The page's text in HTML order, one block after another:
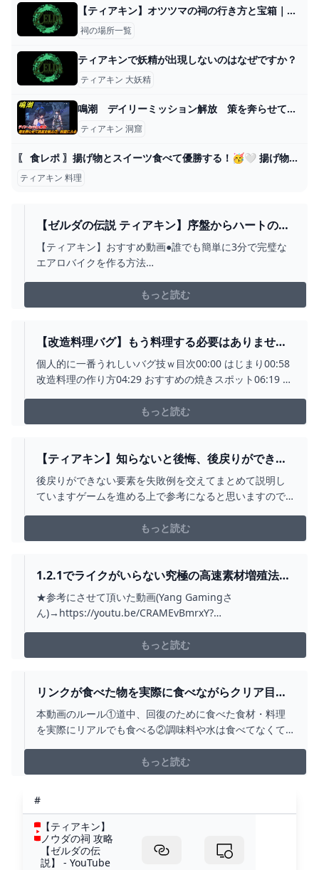
【ティアキン】オツツマの祠の行き方と宝箱｜ラウルの祝福【ゼルダの伝説ティアーズオブザキングダム】
祠の場所一覧
ティアキンで妖精が出現しないのはなぜですか？
ティアキン 大妖精
鳴潮 デイリーミッション解放 策を奔らせて残星を候ふ⑦ 洞窟に入る 第一章：瑝瓏・今州の来訪者 メインストーリー攻略 ＃３５ - ニコニコ動画
ティアキン 洞窟
〖 食レポ 〗揚げ物とスイーツ食べて優勝する！🥳🤍 揚げ物&スイーツバーチャル物産展背徳グルメフェスティバル！ #pr〖 #よあけいちか/#新人Vtuber 〗 - YouTube
ティアキン 料理
【ゼルダの伝説 ティアキン】序盤からハートの量
を一気に増やす方法 最強回復料理の作り方【ティ
アーズ オブ ザ キングダム】【ZELDA TEARS OF
【ティアキン】おすすめ動画●誰でも簡単に3分で完璧な
エアロバイクを作る方法
厳選にも使える岩オクタ18体周回ルート
https://www.youtube.com/watch?v=UpEz7H7jlMYゼル
もっと読む
【改造料理バグ】もう料理する必要はありません
WWW ※1.1.2で修正「ゼルダの伝説 ティアキン」
- YOUTUBE
個人的に一番うれしいバグ技ｗ目次00:00 はじまり00:58
改造料理の作り方04:29 おすすめの焼きスポット06:19 2
てくれると私が笑顔になります#ゼルダの伝説 #ティアキ
ン - - - - - - - - - - - - - - - - - -...
もっと読む
【ティアキン】知らないと後悔、後戻りができな
い要素10選【ゼルダの伝説ティアーズオブザキン
グダム】 - YOUTUBE
後戻りができない要素を失敗例を交えてまとめて説明し
ていますゲームを進める上で参考になると思いますので
君シリーズ)https://youtube.com/playlist?
list=PL7o0q31-_bQMljuXUO5bQJNlgSun9mYDi★★★
もっと読む
1.2.1でライクがいらない究極の高速素材増殖法が
開発された！！！【ティアキン TOTK】裏技 バグ
検証 ゆっくり実況 GLITCH - YOUTUBE
★参考にさせて頂いた動画(Yang Gamingさ
ん)→https://youtu.be/CRAMEvBmrxY?
の方々⬇Ock、KiloVictor、Lightos_、ck、
ROBUXY2nd、ゲームキューブアドバンスetc…チャンネ
もっと読む
リンクが食べた物を実際に食べながらクリア目指
す企画でまさかの食材食べてみたＷＷＷ【ティア
キン】【料理】【ゼルダの伝説ティアーズオブザ
本動画のルール①道中、回復のために食べた食材・料理
を実際にリアルでも食べる②調味料や水は食べてなくて
３⤵https://youtu.be/EwLrqM-Rg40◆ナガレの
Twitter◆https://twitter.com/N...
もっと読む
#
【ティアキン】
ノウダの祠 攻略
【ゼルダの伝
説】 - YouTube